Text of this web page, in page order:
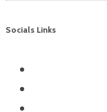
Socials Links